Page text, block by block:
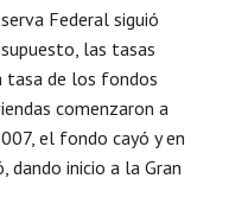
Federal siguió
las tasas
tasa de los fondos
comenzaron a
el fondo cayó y en
inicio a la Gran